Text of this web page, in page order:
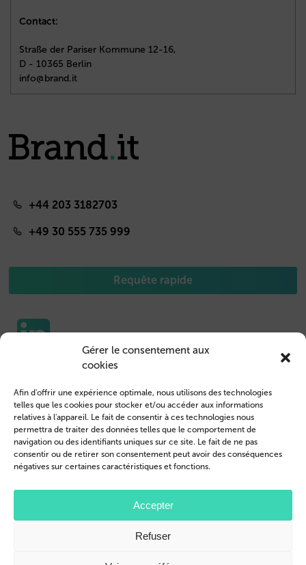
Gérer le consentement aux
cookies
Afin d'offrir une expérience optimale, nous utilisons des technologies
telles que les cookies pour stocker et/ou accéder aux informations
relatives à l'appareil. Le fait de consentir à ces technologies nous
permettra de traiter des données telles que le comportement de
navigation ou des identifiants uniques sur ce site. Le fait de ne pas
consentir ou de retirer son consentement peut avoir des conséquences
négatives sur certaines caractéristiques et fonctions.
Accepter
Refuser
Contact:
Straße der Pariser Kommune 12-16,
D - 10365 Berlin
info@brand.it
+44 203 3182703
+49 30 555 735 999
Requête rapide
Housse de Tablet
Devenir revendeur
Profil de l’entreprise
Connexion des clients
Mentions légales
Conditions générales
déposées aux États-Unis et dans d'autres pays et régions.